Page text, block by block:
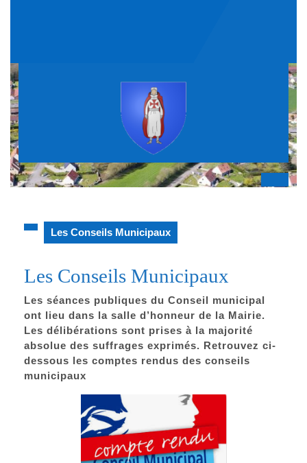
content
Les Conseils Municipaux
Les Conseils Municipaux
Les séances publiques du Conseil municipal
ont lieu dans la salle d’honneur de la Mairie.
Les délibérations sont prises à la majorité
absolue des suffrages exprimés. Retrouvez ci-
dessous les comptes rendus des conseils
municipaux